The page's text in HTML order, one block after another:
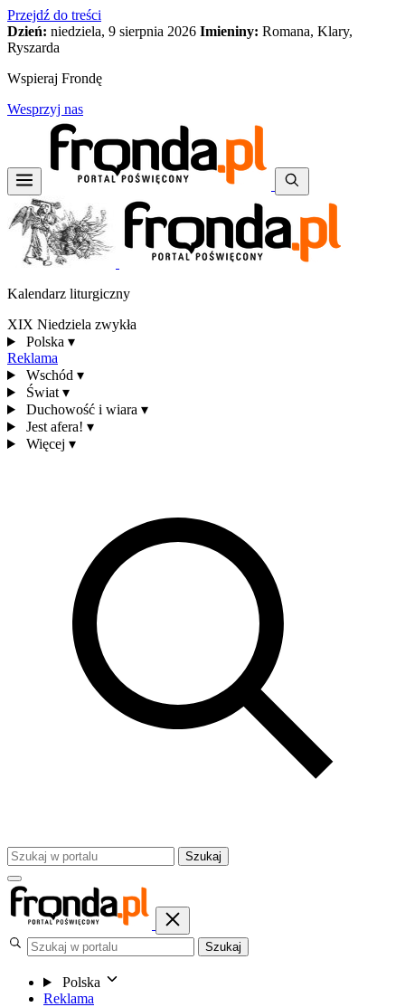
Przejdź do treści
Dzień: niedziela, 9 sierpnia 2026 Imieniny: Romana, Klary,
Ryszarda
Wspieraj Frondę
Wesprzyj nas
Kalendarz liturgiczny
XIX Niedziela zwykła
Polska ▾
Reklama
Wschód ▾
Świat ▾
Duchowość i wiara ▾
Jest afera! ▾
Więcej ▾
Szukaj
Szukaj
Polska
Reklama